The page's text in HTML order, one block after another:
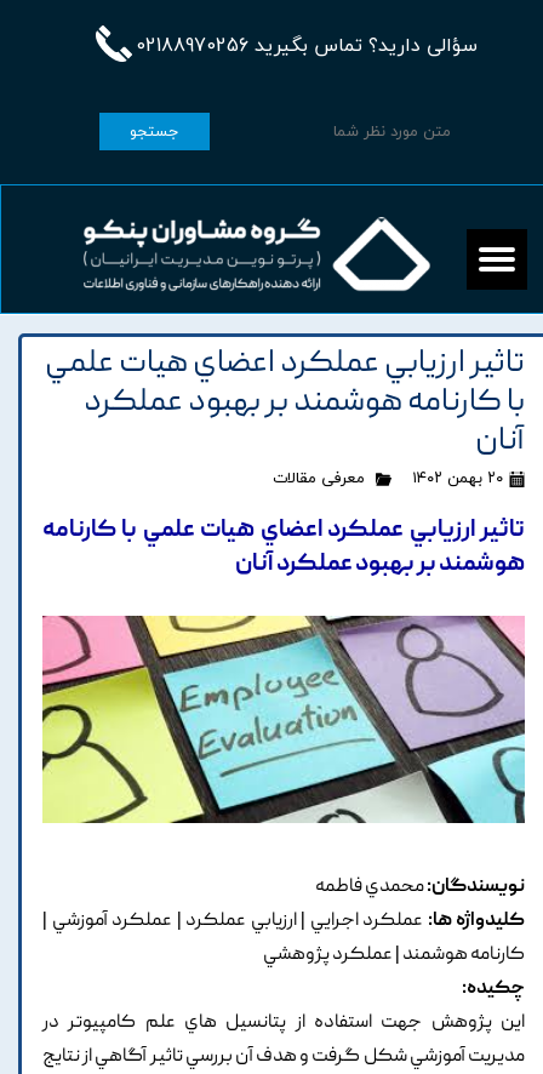
سؤالی دارید؟ تماس بگیرید 02188970256
جستجو
تاثير ارزيابي عملکرد اعضاي هيات علمي
با کارنامه هوشمند بر بهبود عملکرد
آنان
۲۰ بهمن ۱۴۰۲ معرفی مقالات
تاثير ارزيابي عملکرد اعضاي هيات علمي با کارنامه
هوشمند بر بهبود عملکرد آنان
نویسندگان:محمدي فاطمه
کلیدواژه ها: عملکرد اجرايي | ارزيابي عملکرد | عملکرد آموزشي |
کارنامه هوشمند | عملکرد پژوهشي
چکیده:
اين پ‍ژوهش جهت استفاده از پتانسيل هاي علم کامپيوتر در
مديريت آموزشي شکل گرفت و هدف آن بررسي تاثير آگاهي از نتايج